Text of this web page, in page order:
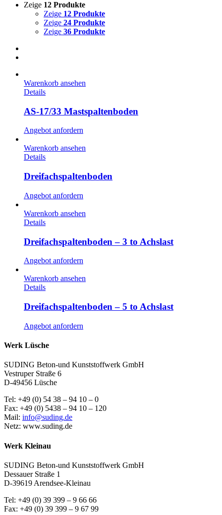
Zeige 12 Produkte
Zeige 12 Produkte
Zeige 24 Produkte
Zeige 36 Produkte
Warenkorb ansehen
Details
AS-17/33 Mastspaltenboden
Angebot anfordern
Warenkorb ansehen
Details
Dreifachspaltenboden
Angebot anfordern
Warenkorb ansehen
Details
Dreifachspaltenboden – 3 to Achslast
Angebot anfordern
Warenkorb ansehen
Details
Dreifachspaltenboden – 5 to Achslast
Angebot anfordern
Werk Lüsche
SUDING Beton-und Kunststoffwerk GmbH
Vestruper Straße 6
D-49456 Lüsche
Tel: +49 (0) 54 38 – 94 10 – 0
Fax: +49 (0) 5438 – 94 10 – 120
Mail: info@suding.de
Netz: www.suding.de
Werk Kleinau
SUDING Beton-und Kunststoffwerk GmbH
Dessauer Straße 1
D-39619 Arendsee-Kleinau
Tel: +49 (0) 39 399 – 9 66 66
Fax: +49 (0) 39 399 – 9 67 99